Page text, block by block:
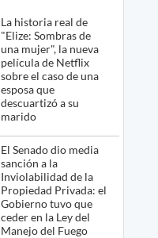
La historia real de
"Elize: Sombras de
una mujer", la nueva
película de Netflix
sobre el caso de una
esposa que
descuartizó a su
marido
El Senado dio media
sanción a la
Inviolabilidad de la
Propiedad Privada: el
Gobierno tuvo que
ceder en la Ley del
Manejo del Fuego